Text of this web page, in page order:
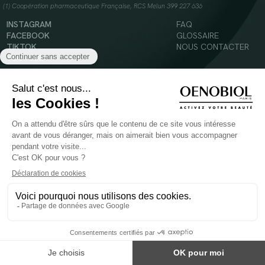
(1) Coopération pharmaceutique Française, RCS Melun 399 227 636
INSTAGRAM
FACEBOOK
TIKTOK
YOUTUBE
FAQ
GLOSSAIRE
NOUS CONTACTER
© 2024 Oenobiol Paris
Mentions légales
Politique en matière de cookies
POUR VOTRE SANTÉ, MANGEZ AU MOINS CINQ FRUITS ET LÉGUMES PAR JOUR -
Les complément alimentaires doivent être utilisés dans le cadre d'un mode de vie sain et
ne pas être utilisés comme substituts d'un régimes alimentaire varié et équilibré.